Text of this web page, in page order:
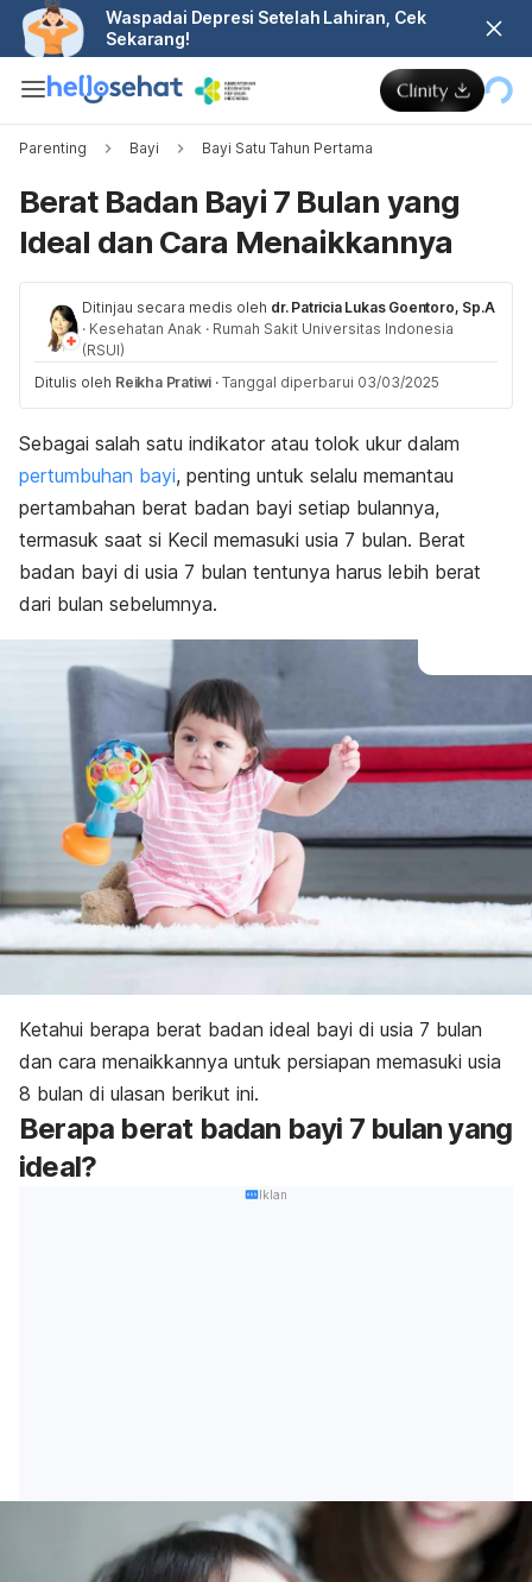
Waspadai Depresi Setelah Lahiran, Cek
Sekarang!
Parenting Bayi Bayi Satu Tahun Pertama
Berat Badan Bayi 7 Bulan yang
Ideal dan Cara Menaikkannya
Ditinjau secara medis oleh dr. Patricia Lukas Goentoro, Sp.A
· Kesehatan Anak · Rumah Sakit Universitas Indonesia
(RSUI)
Ditulis oleh Reikha Pratiwi · Tanggal diperbarui 03/03/2025
Sebagai salah satu indikator atau tolok ukur dalam
pertumbuhan bayi, penting untuk selalu memantau
pertambahan berat badan bayi setiap bulannya,
termasuk saat si Kecil memasuki usia 7 bulan. Berat
badan bayi di usia 7 bulan tentunya harus lebih berat
dari bulan sebelumnya.
Ketahui berapa berat badan ideal bayi di usia 7 bulan
dan cara menaikkannya untuk persiapan memasuki usia
8 bulan di ulasan berikut ini.
Berapa berat badan bayi 7 bulan yang
ideal?
Iklan